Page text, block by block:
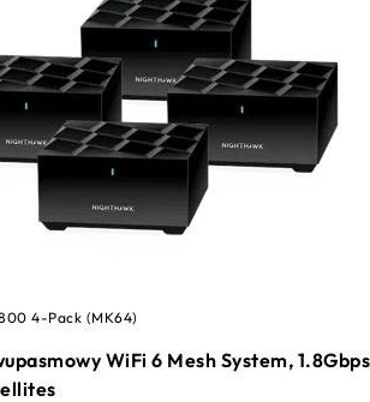
4-Pack (MK64)
WiFi 6 Mesh System,